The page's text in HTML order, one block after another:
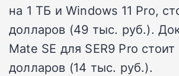
на 1 ТБ и Windows 11 Pro,
долларов (49 тыс. руб.).
Mate SE для SER9 Pro стоит
долларов (14 тыс. руб.).